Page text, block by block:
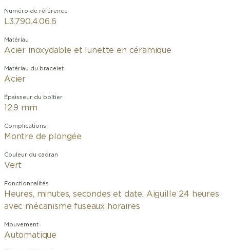
Numéro de référence
L3.790.4.06.6
Matériau
Acier inoxydable et lunette en céramique
Matériau du bracelet
Acier
Épaisseur du boîtier
12.9 mm
Complications
Montre de plongée
Couleur du cadran
Vert
Fonctionnalités
Heures, minutes, secondes et date. Aiguille 24 heures
avec mécanisme fuseaux horaires
Mouvement
Automatique